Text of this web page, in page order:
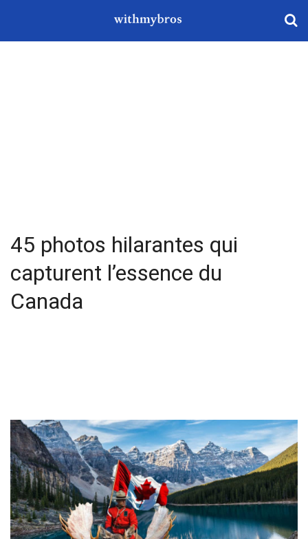
45 photos hilarantes qui
capturent l’essence du
Canada